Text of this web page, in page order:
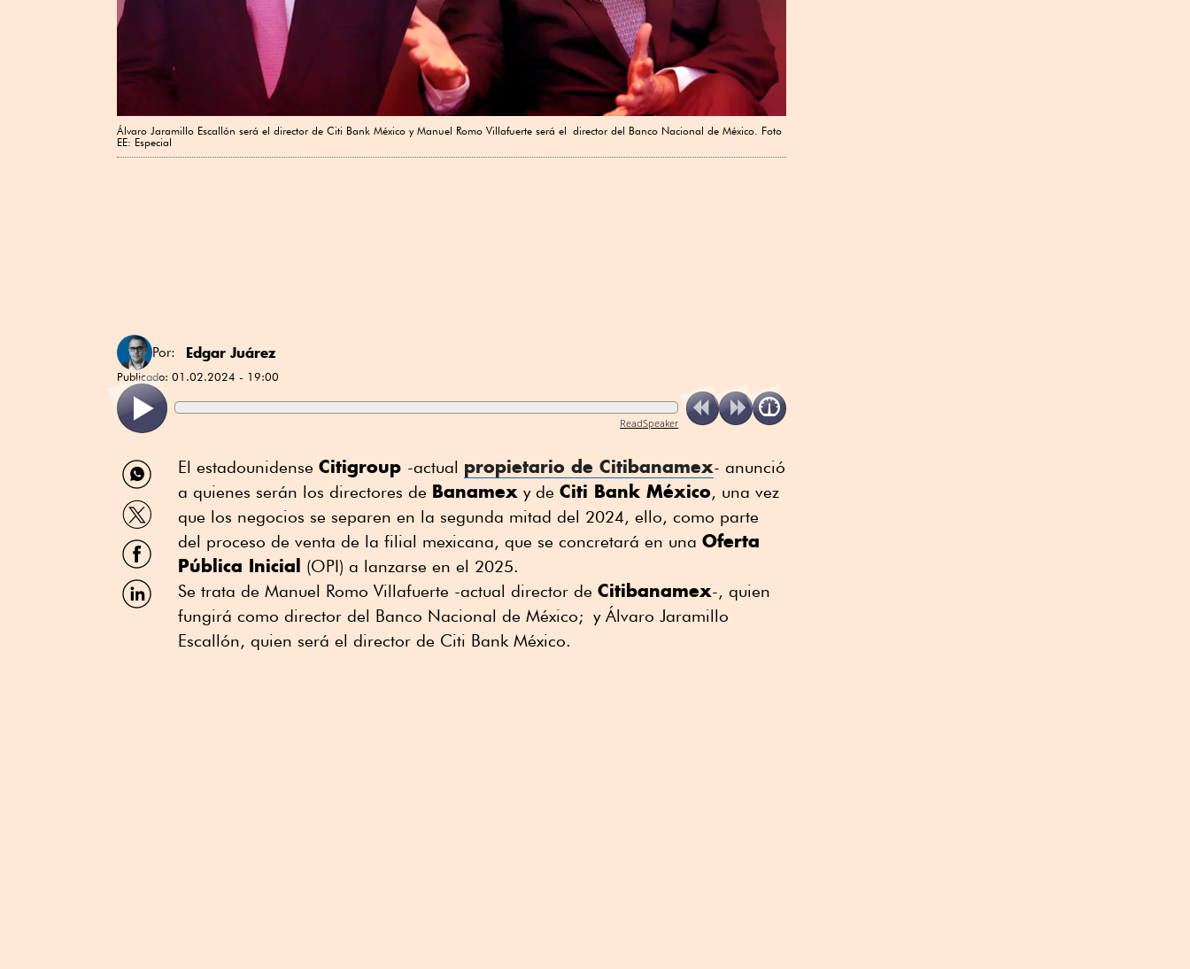
Álvaro Jaramillo Escallón será el director de Citi Bank México y Manuel Romo Villafuerte será el director del Banco Nacional de México. Foto
EE: Especial
Por: Edgar Juárez
Publicado: 01.02.2024 - 19:00
ReadSpeaker
Compartir
por
WhatsApp
Compartir
por
Twitter
Compartir
por
Facebook
Compartir
por
El estadounidense Citigroup -actual propietario de Citibanamex- anunció
a quienes serán los directores de Banamex y de Citi Bank México, una vez
que los negocios se separen en la segunda mitad del 2024, ello, como parte
del proceso de venta de la filial mexicana, que se concretará en una Oferta
Pública Inicial
(OPI) a lanzarse en el 2025.
Se trata de Manuel Romo Villafuerte -actual director de Citibanamex-, quien
fungirá como director del Banco Nacional de México; y Álvaro Jaramillo
Escallón, quien será el director de Citi Bank México.